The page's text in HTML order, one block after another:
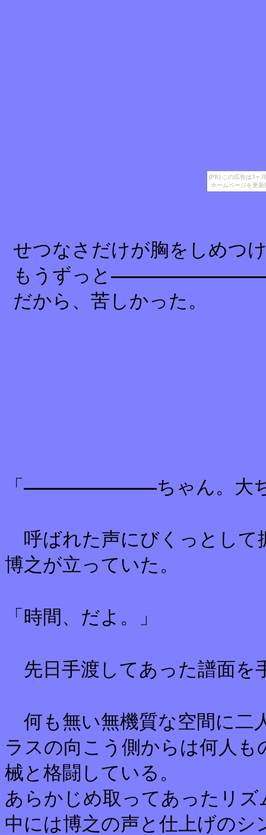
[PR] この広告は3ヶ
ホームページを更
せつなさだけが胸をしめつ
もうずっと
だから、苦しかった。
「 ちゃん。大
呼ばれた声にびくっとして
博之が立っていた。
「時間、だよ。」
先日手渡してあった譜面を
何も無い無機質な空間に二
ラスの向こう側からは何人
械と格闘している。
あらかじめ取ってあったリ
中には博之の声と仕上げのシ